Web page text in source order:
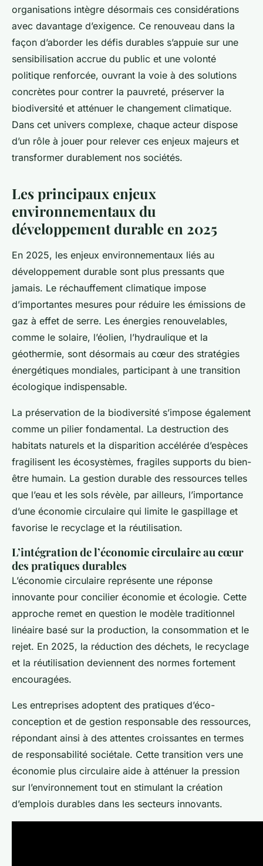
organisations intègre désormais ces considérations
avec davantage d’exigence. Ce renouveau dans la
façon d’aborder les défis durables s’appuie sur une
sensibilisation accrue du public et une volonté
politique renforcée, ouvrant la voie à des solutions
concrètes pour contrer la pauvreté, préserver la
biodiversité et atténuer le changement climatique.
Dans cet univers complexe, chaque acteur dispose
d’un rôle à jouer pour relever ces enjeux majeurs et
transformer durablement nos sociétés.
Les principaux enjeux
environnementaux du
développement durable en 2025
En 2025, les enjeux environnementaux liés au
développement durable sont plus pressants que
jamais. Le réchauffement climatique impose
d’importantes mesures pour réduire les émissions de
gaz à effet de serre. Les énergies renouvelables,
comme le solaire, l’éolien, l’hydraulique et la
géothermie, sont désormais au cœur des stratégies
énergétiques mondiales, participant à une transition
écologique indispensable.
La préservation de la biodiversité s’impose également
comme un pilier fondamental. La destruction des
habitats naturels et la disparition accélérée d’espèces
fragilisent les écosystèmes, fragiles supports du bien-
être humain. La gestion durable des ressources telles
que l’eau et les sols révèle, par ailleurs, l’importance
d’une économie circulaire qui limite le gaspillage et
favorise le recyclage et la réutilisation.
L’intégration de l’économie circulaire au cœur
des pratiques durables
L’économie circulaire représente une réponse
innovante pour concilier économie et écologie. Cette
approche remet en question le modèle traditionnel
linéaire basé sur la production, la consommation et le
rejet. En 2025, la réduction des déchets, le recyclage
et la réutilisation deviennent des normes fortement
encouragées.
Les entreprises adoptent des pratiques d’éco-
conception et de gestion responsable des ressources,
répondant ainsi à des attentes croissantes en termes
de responsabilité sociétale. Cette transition vers une
économie plus circulaire aide à atténuer la pression
sur l’environnement tout en stimulant la création
d’emplois durables dans les secteurs innovants.